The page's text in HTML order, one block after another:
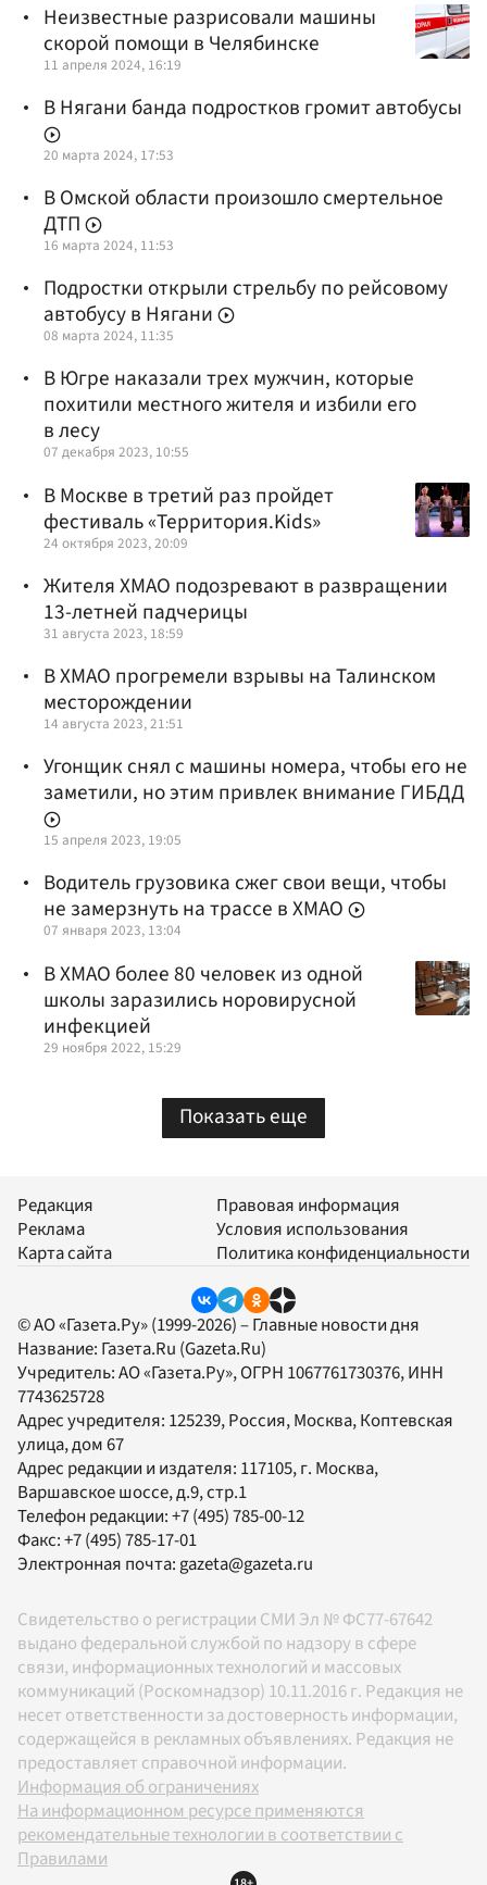
Неизвестные разрисовали машины
скорой помощи в Челябинске
11 апреля 2024, 16:19
В Нягани банда подростков громит автобусы
20 марта 2024, 17:53
В Омской области произошло смертельное
ДТП
16 марта 2024, 11:53
Подростки открыли стрельбу по рейсовому
автобусу в Нягани
08 марта 2024, 11:35
В Югре наказали трех мужчин, которые
похитили местного жителя и избили его
в лесу
07 декабря 2023, 10:55
В Москве в третий раз пройдет
фестиваль «Территория.Kids»
24 октября 2023, 20:09
Жителя ХМАО подозревают в развращении
13-летней падчерицы
31 августа 2023, 18:59
В ХМАО прогремели взрывы на Талинском
месторождении
14 августа 2023, 21:51
Угонщик снял с машины номера, чтобы его не
заметили, но этим привлек внимание ГИБДД
15 апреля 2023, 19:05
Водитель грузовика сжег свои вещи, чтобы
не замерзнуть на трассе в ХМАО
07 января 2023, 13:04
В ХМАО более 80 человек из одной
школы заразились норовирусной
инфекцией
29 ноября 2022, 15:29
Показать еще
Редакция
Реклама
Карта сайта
Правовая информация
Условия использования
Политика конфиденциальности
© АО «Газета.Ру» (1999-2026) – Главные новости дня
Название: Газета.Ru (Gazeta.Ru)
Учредитель:АО «Газета.Ру», ОГРН 1067761730376, ИНН
7743625728
Адрес учредителя: 125239, Россия, Москва, Коптевская
улица, дом 67
Адрес редакции и издателя: 117105, г. Москва,
Варшавское шоссе, д.9, стр.1
Телефон редакции:+7 (495) 785-00-12
Факс:+7 (495) 785-17-01
Электронная почта:gazeta@gazeta.ru
Свидетельство о регистрации СМИ Эл № ФС77-67642
выдано федеральной службой по надзору в сфере
связи, информационных технологий и массовых
коммуникаций (Роскомнадзор) 10.11.2016 г. Редакция не
несет ответственности за достоверность информации,
содержащейся в рекламных объявлениях. Редакция не
предоставляет справочной информации.
Информация об ограничениях
На информационном ресурсе применяются
рекомендательные технологии в соответствии с
Правилами